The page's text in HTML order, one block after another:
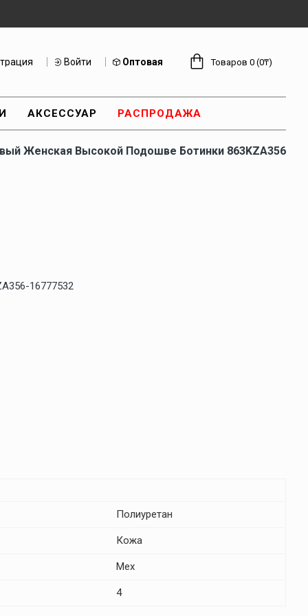
Войти Оптовая Товаров 0 (0₸)
АКСЕССУАР РАСПРОДАЖА
Женская Высокой Подошве Ботинки 863KZA356
16777532
Полиуретан
Кожа
Мех
4